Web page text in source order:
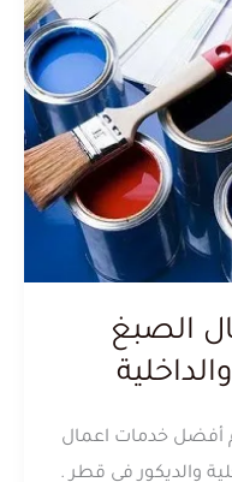
الصبغ
أفضل خدمات اعمال
والديكور في قطر .